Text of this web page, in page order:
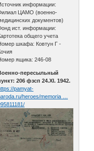
информации:
ЦАМО (военно-
документов)
ист. информации:
общего учета
шкафа: Ковтун Г -
ящика: 246-08
пересыльный
206 фзсп 24.XI. 1942.
pamyat-
heroes/memoria …